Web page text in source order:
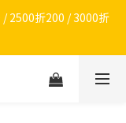
/ 2500折200 / 3000折
/ 2500折200 / 3000折
/ 2500折200 / 3000